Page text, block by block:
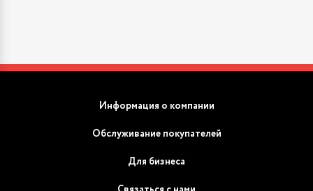
Информация о компании
Обслуживание покупателей
Для бизнеса